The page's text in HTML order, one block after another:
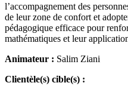
l’accompagnement des
de leur zone de confort et
pédagogique efficace pour
mathématiques et leur
Animateur : Salim Ziani
Clientèle(s) cible(s) :